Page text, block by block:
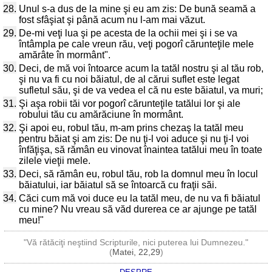
28. Unul s-a dus de la mine şi eu am zis: De bună seamă a
fost sfâşiat şi până acum nu l-am mai văzut.
29. De-mi veţi lua şi pe acesta de la ochii mei şi i se va
întâmpla pe cale vreun rău, veţi pogorî cărunteţile mele
amărâte în mormânt".
30. Deci, de mă voi întoarce acum la tatăl nostru şi al tău rob,
şi nu va fi cu noi băiatul, de al cărui suflet este legat
sufletul său, şi de va vedea el că nu este băiatul, va muri;
31. Şi aşa robii tăi vor pogorî cărunteţile tatălui lor şi ale
robului tău cu amărăciune în mormânt.
32. Şi apoi eu, robul tău, m-am prins chezaş la tatăl meu
pentru băiat şi am zis: De nu ţi-l voi aduce şi nu ţi-l voi
înfăţişa, să rămân eu vinovat înaintea tatălui meu în toate
zilele vieţii mele.
33. Deci, să rămân eu, robul tău, rob la domnul meu în locul
băiatului, iar băiatul să se întoarcă cu fraţii săi.
34. Căci cum mă voi duce eu la tatăl meu, de nu va fi băiatul
cu mine? Nu vreau să văd durerea ce ar ajunge pe tatăl
meu!"
"Vă rătăciţi neştiind Scripturile, nici puterea lui Dumnezeu."
(Matei, 22,29)